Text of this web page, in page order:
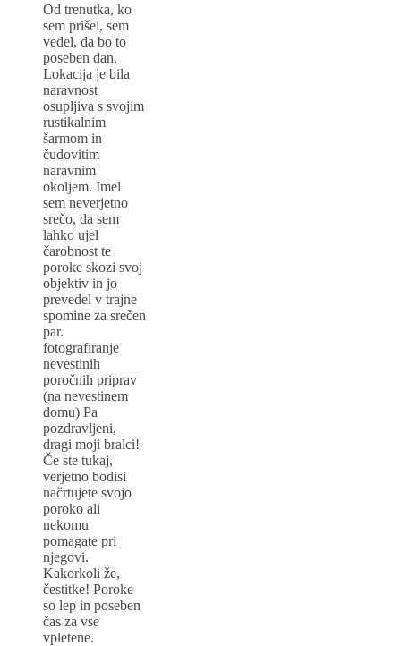
Od trenutka, ko
sem prišel, sem
vedel, da bo to
poseben dan.
Lokacija je bila
naravnost
osupljiva s svojim
rustikalnim
šarmom in
čudovitim
naravnim
okoljem. Imel
sem neverjetno
srečo, da sem
lahko ujel
čarobnost te
poroke skozi svoj
objektiv in jo
prevedel v trajne
spomine za srečen
par.
fotografiranje
nevestinih
poročnih priprav
(na nevestinem
domu) Pa
pozdravljeni,
dragi moji bralci!
Če ste tukaj,
verjetno bodisi
načrtujete svojo
poroko ali
nekomu
pomagate pri
njegovi.
Kakorkoli že,
čestitke! Poroke
so lep in poseben
čas za vse
vpletene.